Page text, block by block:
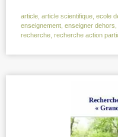
article article scientifique ecole
enseignement enseigner dehors
recherche recherche action